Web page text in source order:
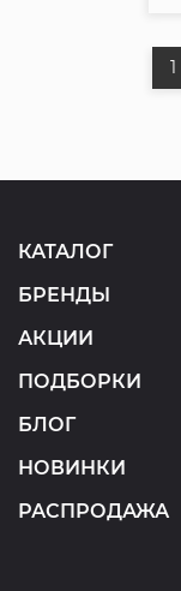
1
КАТАЛОГ
БРЕНДЫ
АКЦИИ
ПОДБОРКИ
БЛОГ
НОВИНКИ
РАСПРОДАЖА